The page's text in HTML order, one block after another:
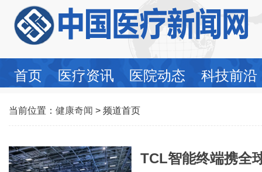
首页 医疗资讯 医院动态 科技前沿
当前位置： 健康奇闻 > 频道首页